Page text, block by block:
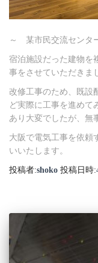
～ 某市民交流センタ
宿泊施設だった建物を
事をさせていただきま
改修工事のため、既設
ど実際に工事を進めて
あり大変でしたが、無
大阪で電気工事を依頼
いいたします。
投稿者:shoko 投稿日時: